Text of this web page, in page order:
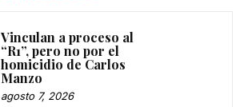
Vinculan a proceso al
“R1”, pero no por el
homicidio de Carlos
Manzo
agosto 7, 2026